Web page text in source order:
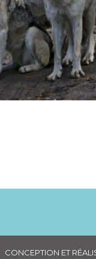
CONCEPTION ET